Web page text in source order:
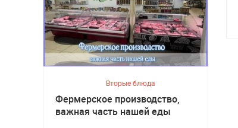
Вторые блюда
Фермерское производство,
важная часть нашей еды